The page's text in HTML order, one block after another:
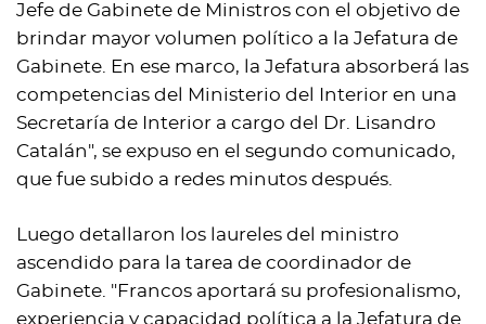
Jefe de Gabinete de Ministros con el objetivo de
brindar mayor volumen político a la Jefatura de
Gabinete. En ese marco, la Jefatura absorberá las
competencias del Ministerio del Interior en una
Secretaría de Interior a cargo del Dr. Lisandro
Catalán", se expuso en el segundo comunicado,
que fue subido a redes minutos después.
Luego detallaron los laureles del ministro
ascendido para la tarea de coordinador de
Gabinete. "Francos aportará su profesionalismo,
experiencia y capacidad política a la Jefatura de